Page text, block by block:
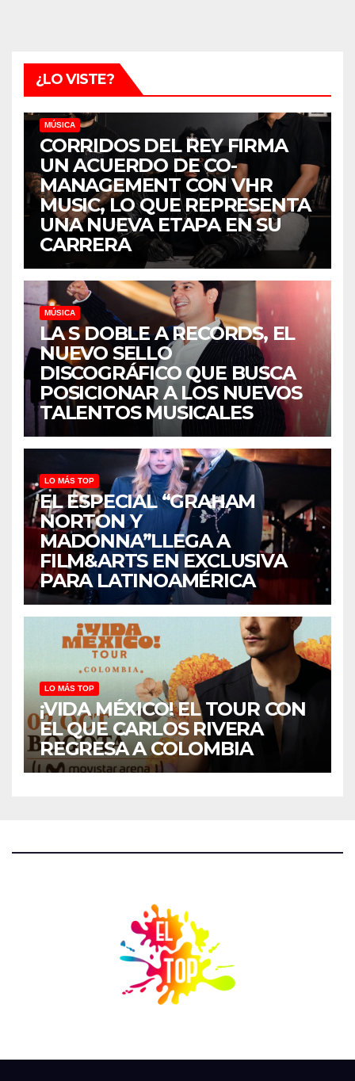
¿LO VISTE?
MÚSICA
CORRIDOS DEL REY FIRMA
UN ACUERDO DE CO-
MANAGEMENT CON VHR
MUSIC, LO QUE REPRESENTA
UNA NUEVA ETAPA EN SU
CARRERA
MÚSICA
LA S DOBLE A RECORDS, EL
NUEVO SELLO
DISCOGRÁFICO QUE BUSCA
POSICIONAR A LOS NUEVOS
TALENTOS MUSICALES
LO MÁS TOP
EL ESPECIAL “GRAHAM
NORTON Y
MADONNA”LLEGA A
FILM&ARTS EN EXCLUSIVA
PARA LATINOAMÉRICA
LO MÁS TOP
¡VIDA MÉXICO! EL TOUR CON
EL QUE CARLOS RIVERA
REGRESA A COLOMBIA